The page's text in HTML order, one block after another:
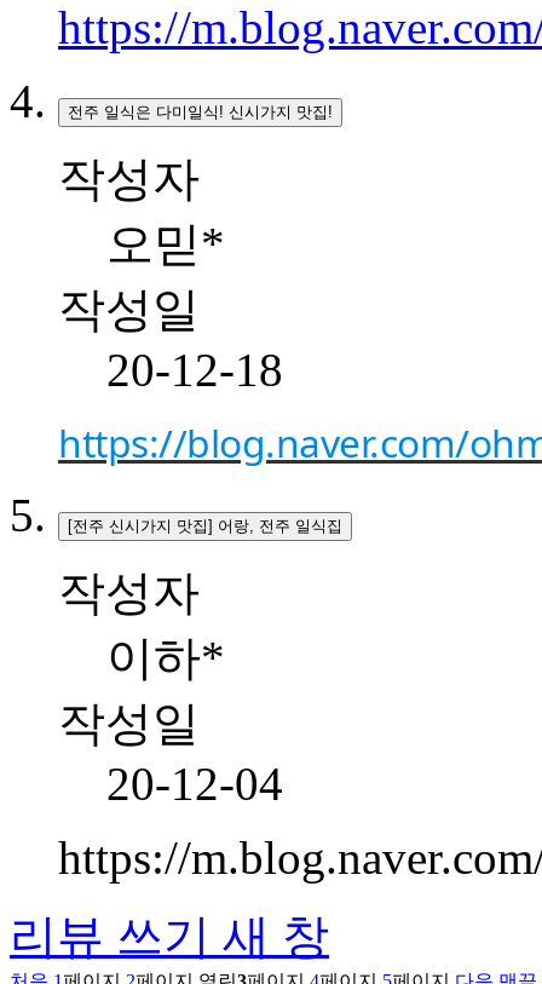
https://
전주 일식은 다미일식! 신시가지 맛집!
작성자
오믿*
작성일
20-12-18
https://blog.naver.com/
[전주 신시가지 맛집] 어랑, 전주 일식집
작성자
이하*
작성일
20-12-04
https://
리뷰 쓰기 새 창